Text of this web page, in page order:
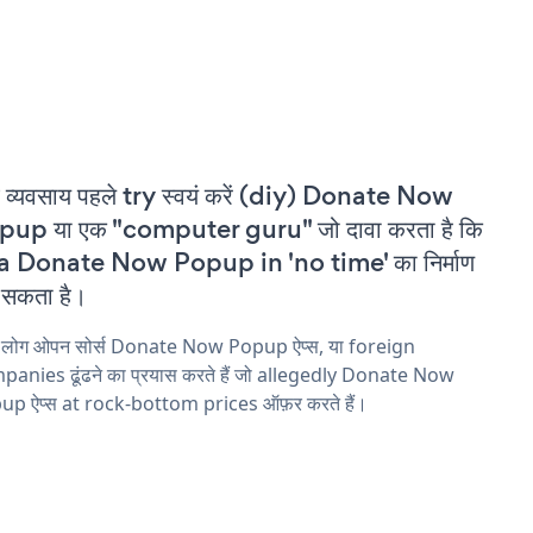
पहले try स्वयं करें (diy) Donate Now
या एक "computer guru" जो दावा करता है कि
Donate Now Popup in 'no time' का निर्माण
है।
ओपन सोर्स Donate Now Popup ऐप्स, या foreign
ढूंढने का प्रयास करते हैं जो allegedly Donate Now
ऐप्स at rock-bottom prices ऑफ़र करते हैं।